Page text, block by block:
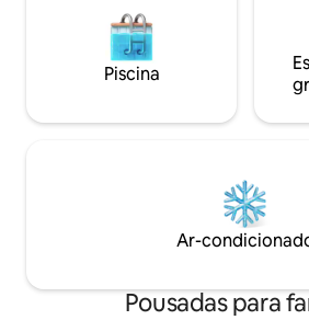
Piscina
Ar-
Pousadas para